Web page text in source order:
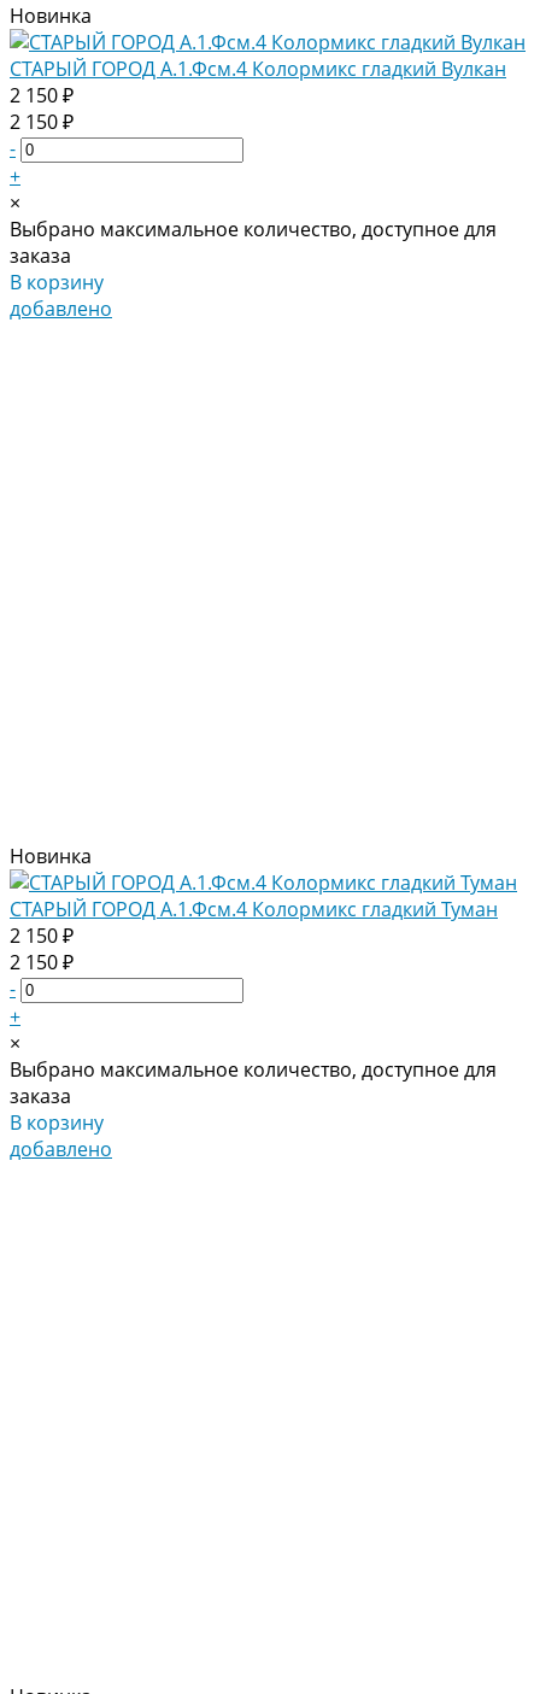
Новинка
СТАРЫЙ ГОРОД А.1.Фсм.4 Колормикс гладкий Вулкан
2 150 ₽
2 150 ₽
-
+
×
Выбрано максимальное количество, доступное для
заказа
В корзину
добавлено
Новинка
СТАРЫЙ ГОРОД А.1.Фсм.4 Колормикс гладкий Туман
2 150 ₽
2 150 ₽
-
+
×
Выбрано максимальное количество, доступное для
заказа
В корзину
добавлено